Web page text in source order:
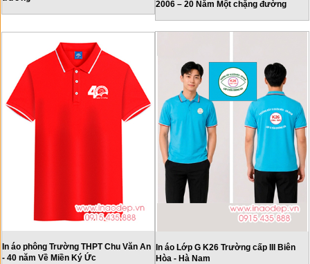
2006 – 20 Năm Một chặng đường
In áo phông Trường THPT Chu Văn An
- 40 năm Về Miền Ký Ức
In áo Lớp G K26 Trường cấp III Biên
Hòa - Hà Nam